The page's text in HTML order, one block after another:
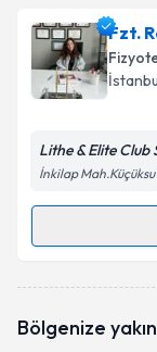
Fzt.
Lithe & Elite Club
İnkilap Mah.Küçüksu
Size bu
Bölgenize